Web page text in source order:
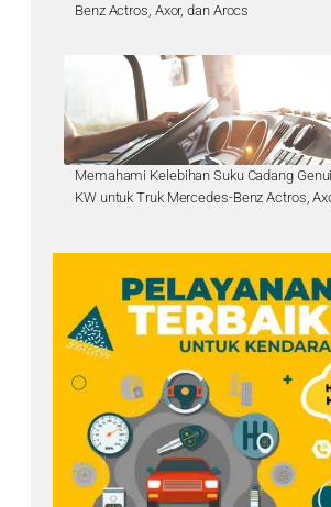
Benz Actros, Axor, dan Arocs
Memahami Kelebihan Suku Cadang
KW untuk Truk Mercedes-Benz Actros,